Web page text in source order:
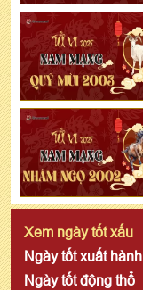
Xem ngày tốt xấu
Ngày tốt xuất hành
Ngày tốt động thổ